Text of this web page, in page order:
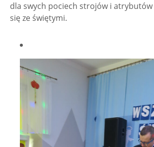
dla swych pociech strojów i atrybutów
się ze świętymi.